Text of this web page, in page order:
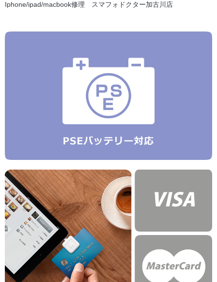
Iphone/ipad/macbook修理 スマフォドクター加古川店